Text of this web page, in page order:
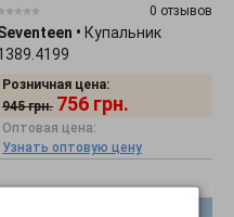
0 отзывов
• Купальник
Розничная цена:
945 грн. 756 грн.
Оптовая цена:
Узнать оптовую цену